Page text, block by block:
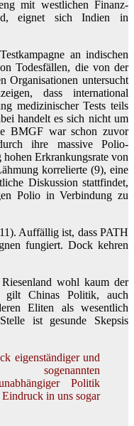
mit westlichen Finanz-
eignet sich Indien in
an indischen
Todesfällen, die von der
Organisationen untersucht
dass international
medizinischer Tests teils
handelt es sich nicht um
BMGF war schon zuvor
ihre massive Polio-
Erkrankungsrate von
korrelierte (9), eine
Diskussion stattfindet,
Polio in Verbindung zu
Auffällig ist, dass PATH
fungiert. Dock kehren
wohl kaum der
gilt Chinas Politik, auch
Eliten als wesentlich
ist gesunde Skepsis
eigenständiger und
Politik
Eindruck in uns sogar